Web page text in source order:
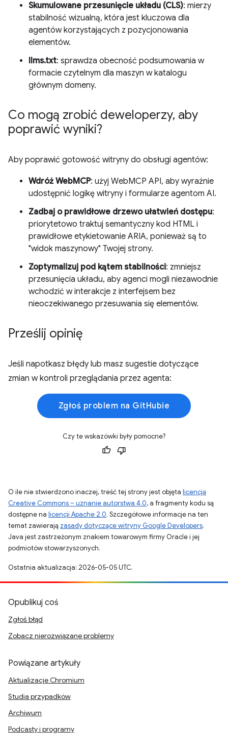
Skumulowane przesunięcie układu (CLS): mierzy
stabilność wizualną, która jest kluczowa dla
agentów korzystających z pozycjonowania
elementów.
llms.txt: sprawdza obecność podsumowania w
formacie czytelnym dla maszyn w katalogu
głównym domeny.
Co mogą zrobić deweloperzy, aby
poprawić wyniki?
Aby poprawić gotowość witryny do obsługi agentów:
Wdróż WebMCP: użyj WebMCP API, aby wyraźnie
udostępnić logikę witryny i formularze agentom AI.
Zadbaj o prawidłowe drzewo ułatwień dostępu:
priorytetowo traktuj semantyczny kod HTML i
prawidłowe etykietowanie ARIA, ponieważ są to
"widok maszynowy" Twojej strony.
Zoptymalizuj pod kątem stabilności: zmniejsz
przesunięcia układu, aby agenci mogli niezawodnie
wchodzić w interakcje z interfejsem bez
nieoczekiwanego przesuwania się elementów.
Prześlij opinię
Jeśli napotkasz błędy lub masz sugestie dotyczące
zmian w kontroli przeglądania przez agenta:
Zgłoś problem na GitHubie
Czy te wskazówki były pomocne?
O ile nie stwierdzono inaczej, treść tej strony jest objęta licencją
Creative Commons – uznanie autorstwa 4.0, a fragmenty kodu są
dostępne na licencji Apache 2.0. Szczegółowe informacje na ten
temat zawierają zasady dotyczące witryny Google Developers.
Java jest zastrzeżonym znakiem towarowym firmy Oracle i jej
podmiotów stowarzyszonych.
Ostatnia aktualizacja: 2026-05-05 UTC.
Opublikuj coś
Zgłoś błąd
Zobacz nierozwiązane problemy
Powiązane artykuły
Aktualizacje Chromium
Studia przypadków
Archiwum
Podcasty i programy